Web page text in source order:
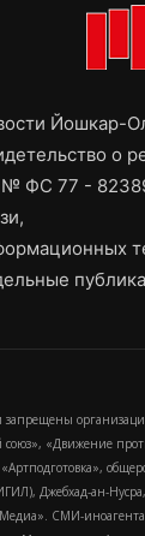
Йошкар-
о
ФС 77 - 82389
запрещены
союз», «Движение
«Артподготовка»,
ИГИЛ), Джебхад-ан-
СМИ-